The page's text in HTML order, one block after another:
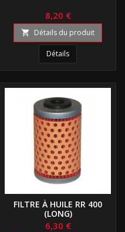
8,20 €
 Détails du produit
Détails
FILTRE À HUILE RR 400
(LONG)
6,30 €